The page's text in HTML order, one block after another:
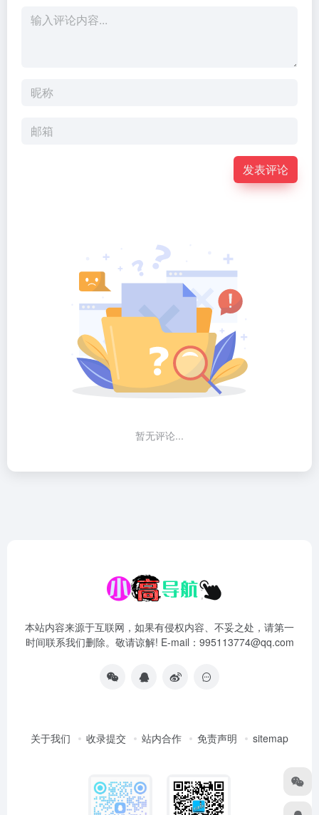
发表评论
暂无评论...
本站内容来源于互联网，如果有侵权内容、不妥之处，请第一
时间联系我们删除。敬请谅解! E-mail：995113774@qq.com
关于我们 收录提交 站内合作 免责声明 sitemap